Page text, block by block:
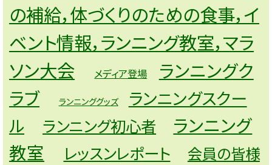
の補給，体づくりのための食事，イ
ベント情報，ランニング教室，マラ
ソン大会
メディア登場
ランニングク
ラブ
ランニンググッズ
ランニングスクー
ル
ランニング初心者
ランニング
教室
レッスンレポート
会員の皆様